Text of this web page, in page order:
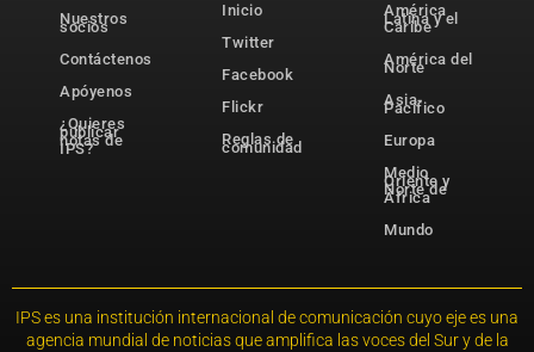
Nuestros
socios
Contáctenos
Apóyenos
¿Quieres
publicar
notas de
IPS?
Inicio
Twitter
Facebook
Flickr
Reglas de
comunidad
América
Latina y el
Caribe
América del
Norte
Asia-
Pacífico
Europa
Medio
Oriente y
Norte de
África
Mundo
IPS es una institución internacional de comunicación cuyo eje es una
agencia mundial de noticias que amplifica las voces del Sur y de la